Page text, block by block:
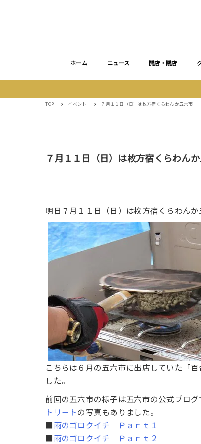
ホーム ニュース 開店・閉店
TOP イベント ７月１１日（日）は枚方宿くらわんか五六市
７月１１日（日）は枚方宿くらわん
明日７月１１日（日）は枚方宿くらわんか
こちらは６月の五六市に出店していた「
した。
前回の五六市の様子は五六市の公式ブロ
トリートの写真もありました。
■雨のゴロクイチ Ｐａｒｔ１
■雨のゴロクイチ Ｐａｒｔ２